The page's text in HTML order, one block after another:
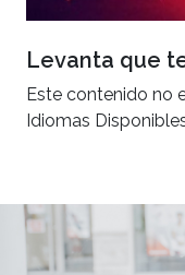
Levanta que
Este contenido no
Idiomas